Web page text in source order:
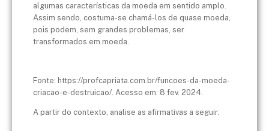
algumas características da moeda em sentido amplo.
Assim sendo, costuma-se chamá-los de quase moeda,
pois podem, sem grandes problemas, ser
transformados em moeda.
Fonte: https://profcapriata.com.br/funcoes-da-moeda-
criacao-e-destruicao/. Acesso em: 8 fev. 2024.
A partir do contexto, analise as afirmativas a seguir: